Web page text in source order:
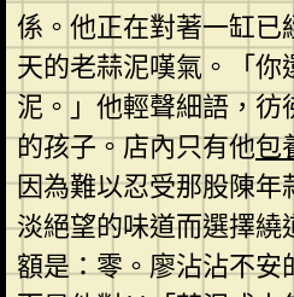
係。他正在對著一缸已
天的老蒜泥嘆氣。「
泥。」他輕聲細語，
的孩子。店內只有他包
因為難以忍受那股陳年
淡絕望的味道而選擇繞
額是：零。廖沾沾不安